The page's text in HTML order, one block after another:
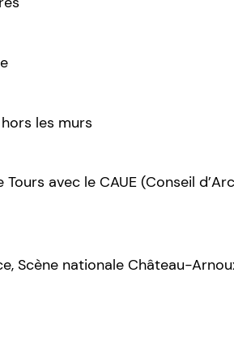
les murs
avec le CAUE (Conseil
Scène nationale Château-